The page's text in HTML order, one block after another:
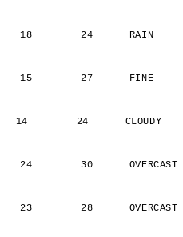
18        24      RAIN
15        27      FINE
14        24      CLOUDY
30      OVERCAST
28      OVERCAST